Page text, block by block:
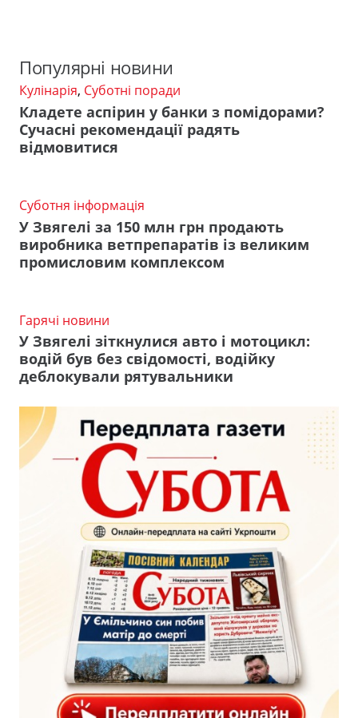
Популярні новини
Кулінарія, Суботні поради
Кладете аспірин у банки з помідорами?
Сучасні рекомендації радять
відмовитися
Суботня інформація
У Звягелі за 150 млн грн продають
виробника ветпрепаратів із великим
промисловим комплексом
Гарячі новини
У Звягелі зіткнулися авто і мотоцикл:
водій був без свідомості, водійку
деблокували рятувальники